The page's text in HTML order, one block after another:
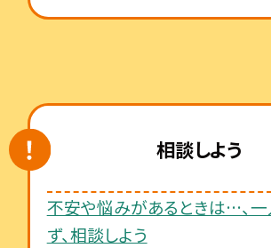
相談しよう
不安や悩みがあるときは…、
ず、相談しよう